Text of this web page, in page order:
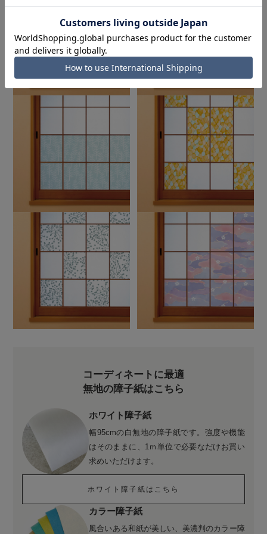
コーディネートに最適
無地の障子紙はこちら
ホワイト障子紙
幅95cmの白無地の障子紙です。強度や機能
はそのままに、1ｍ単位で必要なだけお買い
求めいただけます。
ホワイト障子紙はこちら
カラー障子紙
風合いある和紙が美しい、美濃判のカラー障